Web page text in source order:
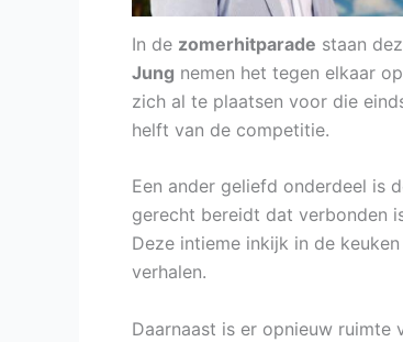
In de zomerhitparade staan
Jung nemen het tegen elkaar
zich al te plaatsen voor die
helft van de competitie.
Een ander geliefd onderdeel is
gerecht bereidt dat verbonden
Deze intieme inkijk in de
verhalen.
Daarnaast is er opnieuw